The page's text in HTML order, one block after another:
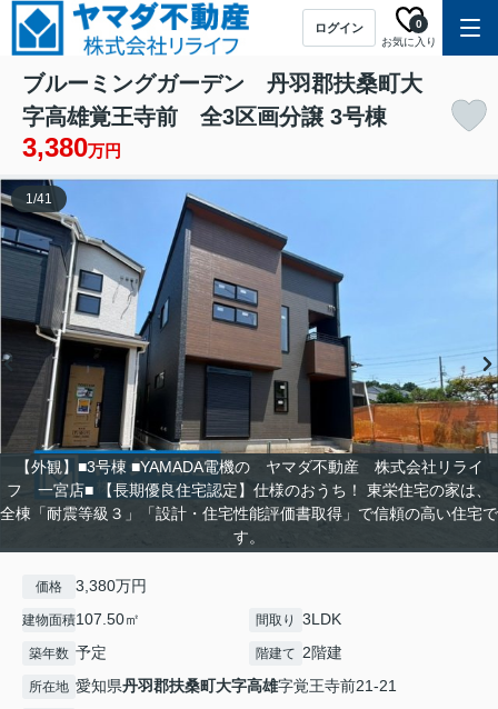
ログイン
お気に入り
0
ブルーミングガーデン 丹羽郡扶桑町大
字高雄覚王寺前 全3区画分譲 3号棟
3,380万円
【外観】■3号棟 ■YAMADA電機の ヤマダ不動産 株式会社リライ
フ 一宮店■ 【長期優良住宅認定】仕様のおうち！ 東栄住宅の家は、
全棟「耐震等級３」「設計・住宅性能評価書取得」で信頼の高い住宅で
す。
1/41
価格 3,380万円
建物面積107.50㎡ 間取り 3LDK
築年数 予定 階建て 2階建
所在地 愛知県丹羽郡扶桑町大字高雄字覚王寺前21-21